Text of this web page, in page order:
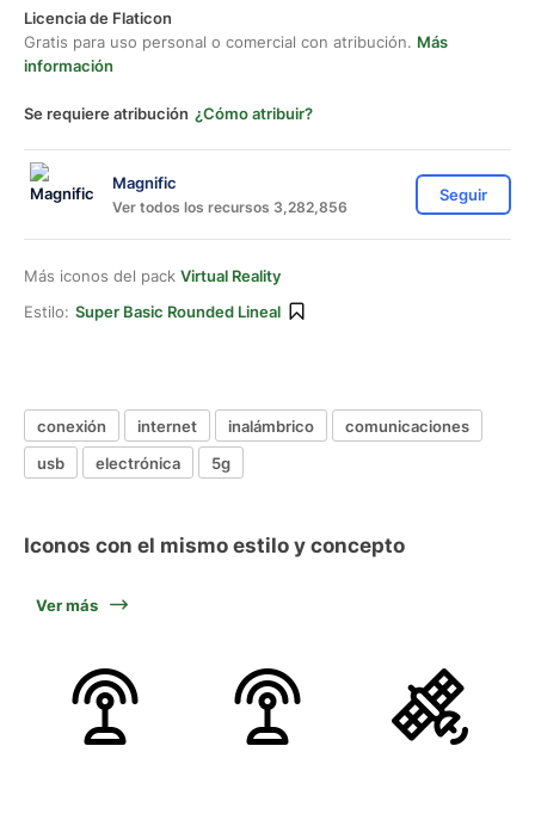
Licencia de Flaticon
Gratis para uso personal o comercial con atribución. Más
información
Se requiere atribución ¿Cómo atribuir?
Magnific
Ver todos los recursos 3,282,856
Seguir
Más iconos del pack Virtual Reality
Estilo: Super Basic Rounded Lineal
conexión internet inalámbrico
comunicaciones
usb
electrónica 5g
Iconos con el mismo estilo y concepto
Ver más